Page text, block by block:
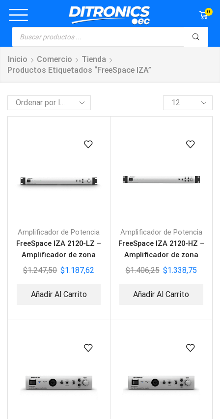
0
Inicio Comercio
Tienda
Productos Etiquetados “FreeSpace IZA”
Amplificador de Potencia
FreeSpace IZA 2120-LZ –
Amplificador de zona
integrado
$1.247,50 $1.187,62
Añadir Al Carrito
Amplificador de Potencia
FreeSpace IZA 2120-HZ –
Amplificador de zona
integrado
$1.406,25 $1.338,75
Añadir Al Carrito